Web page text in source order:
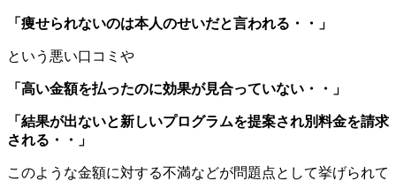
「痩せられないのは本人のせいだと言われる・・」
という悪い口コミや
「高い金額を払ったのに効果が見合っていない・・」
「結果が出ないと新しいプログラムを提案され別料金を請求
される・・」
このような金額に対する不満などが問題点として挙げられて